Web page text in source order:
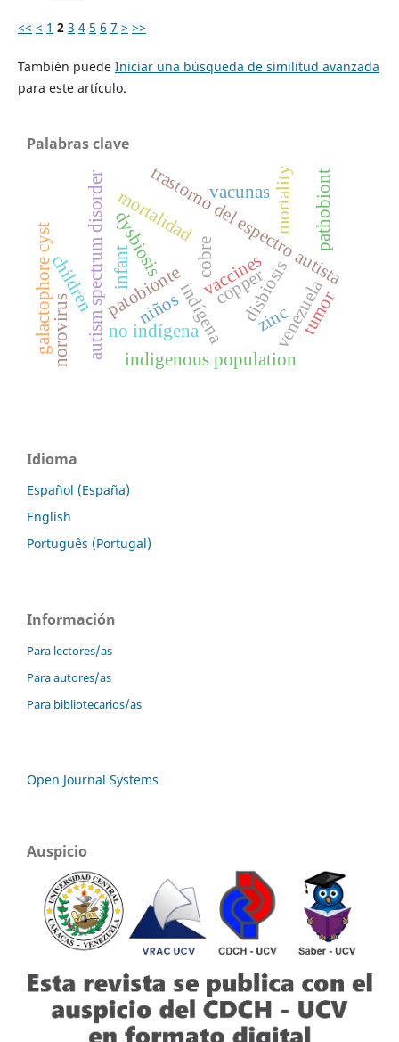
<< < 1 2 3 4 5 6 7 > >>
También puede Iniciar una búsqueda de similitud avanzada
para este artículo.
Palabras clave
trastorno del espectro autista
cobre
zinc
disbiosis
patobionte
autism spectrum disorder copper
dysbiosis pathobiont
mortalidad
indígena
no indígena
niños venezuela
mortality
indigenous population
children
vacunas
norovirus
vaccines
tumor
galactophore cyst infant
Idioma
Español (España)
English
Português (Portugal)
Información
Para lectores/as
Para autores/as
Para bibliotecarios/as
Open Journal Systems
Auspicio